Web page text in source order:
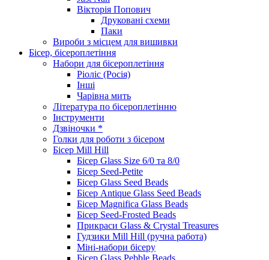
Вікторія Попович
Друковані схеми
Паки
Вироби з місцем для вишивки
Бісер, бісероплетіння
Набори для бісероплетіння
Ріоліс (Росія)
Інші
Чарівна мить
Література по бісероплетінню
Інструменти
Дзвіночки *
Голки для роботи з бісером
Бісер Mill Hill
Бісер Glass Size 6/0 та 8/0
Бісер Seed-Petite
Бісер Glass Seed Beads
Бісер Antique Glass Seed Beads
Бісер Magnifica Glass Beads
Бісер Seed-Frosted Beads
Прикраси Glass & Crystal Treasures
Гудзики Mill Hill (ручна работа)
Міні-набори бісеру
Бісер Glass Pebble Beads